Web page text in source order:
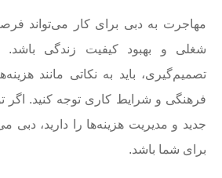
مهاجرت به دبی برای کار می‌تواند
شغلی و بهبود کیفیت زندگی باشد.
تصمیم‌گیری، باید به نکاتی مانند
فرهنگی و شرایط کاری توجه کنید. اگر
جدید و مدیریت هزینه‌ها را دارید،
برای شما باشد.